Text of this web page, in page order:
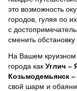
это возможность
городов, гуляя по
с
сменить
На Вашем круизном
города как Углич –
Козьмодемьянск
свой шарм и